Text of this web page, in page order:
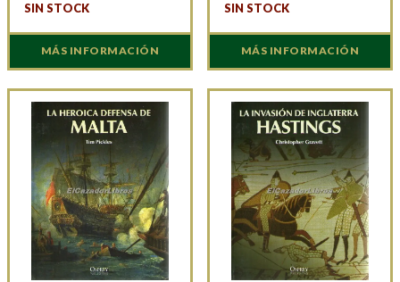
SIN STOCK
MÁS INFORMACIÓN
SIN STOCK
MÁS INFORMACIÓN